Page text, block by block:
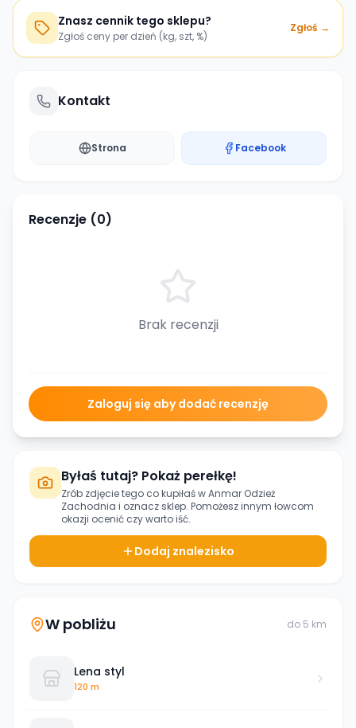
Znasz cennik tego sklepu?
Zgłoś ceny per dzień (kg, szt, %)
Zgłoś →
Kontakt
Strona Facebook
Recenzje (0)
Brak recenzji
Zaloguj się aby dodać recenzję
Byłaś tutaj? Pokaż perełkę!
Zrób zdjęcie tego co kupiłaś wAnmar Odzież
Zachodnia i oznacz sklep. Pomożesz innym łowcom
okazji ocenić czy warto iść.
Dodaj znalezisko
W pobliżu do 5 km
Lena styl
120 m